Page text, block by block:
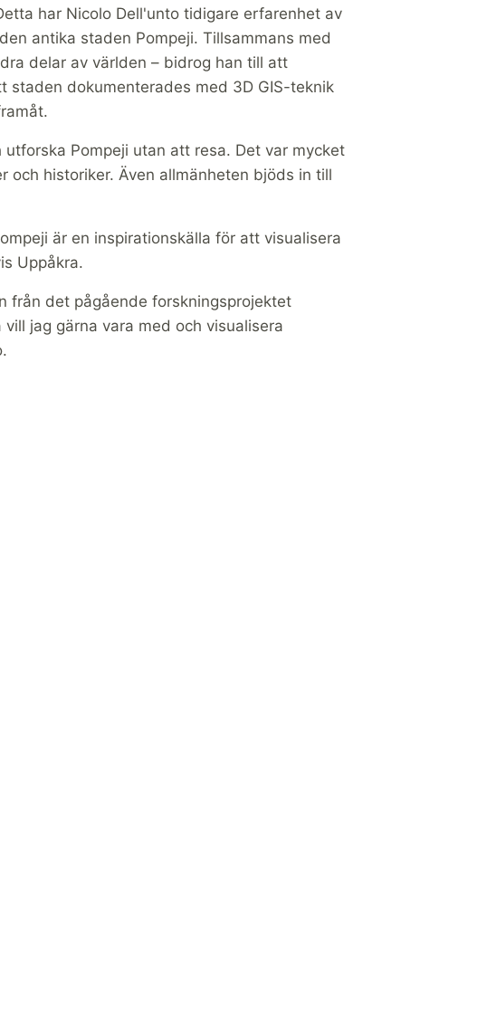
har Nicolo Dell'unto tidigare erfarenhet av
antika staden Pompeji. Tillsammans med
delar av världen – bidrog han till att
staden dokumenterades med 3D GIS-teknik
Pompeji utan att resa. Det var mycket
och historiker. Även allmänheten bjöds in till
är en inspirationskälla för att visualisera
Uppåkra.
från det pågående forskningsprojektet
jag gärna vara med och visualisera